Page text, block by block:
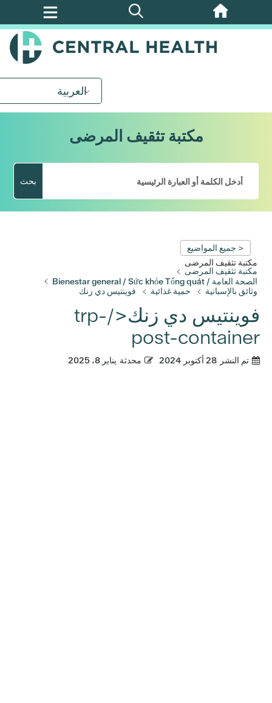
تخطي
العربية
مكتبة تثقيف المرضى
بحث
< جميع المواضيع
مكتبة تثقيف المرضى
مكتبة تثقيف المرضى
الصحة العامة / Bienestar general / Sức khỏe Tổng quát
وثائق بالإسبانية
حمية غذائية فوينتيس دي زنك
فوينتيس دي زنك</trp-
post-container
تم النشر 28 أكتوبر 2024 محدثة يناير 8، 2025